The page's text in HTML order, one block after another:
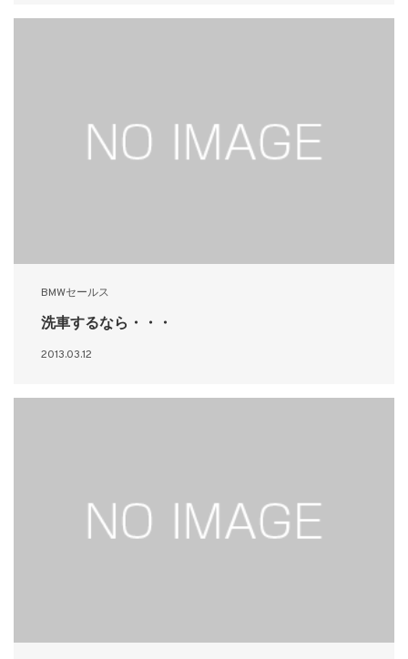
BMWセールス
洗車するなら・・・
2013.03.12